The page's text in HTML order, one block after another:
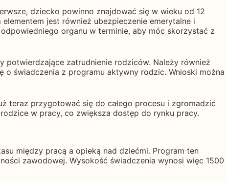
dziecko powinno znajdować się w wieku od 12
elementem jest również ubezpieczenie emerytalne i
organu w terminie, aby móc skorzystać z
potwierdzające zatrudnienie rodziców. Należy również
o świadczenia z programu aktywny rodzic. Wnioski można
teraz przygotować się do całego procesu i zgromadzić
w pracy, co zwiększa dostęp do rynku pracy.
między pracą a opieką nad dziećmi. Program ten
zawodowej. Wysokość świadczenia wynosi więc 1500